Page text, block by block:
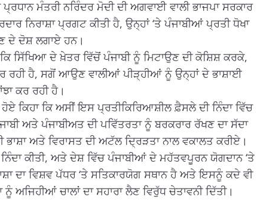
ਮੰਤਰੀ ਨਰਿੰਦਰ ਮੋਦੀ ਦੀ ਅਗਵਾਈ ਵਾਲੀ ਭਾਜਪਾ ਸਰਕਾਰ
ਨਿਰਾਸ਼ਾ ਪ੍ਰਗਟ ਕੀਤੀ ਹੈ, ਉਨ੍ਹਾਂ ‘ਤੇ ਪੰਜਾਬੀਆਂ ਪ੍ਰਤੀ ਧੋਖਾ
ਦੇ ਦੋਸ਼ ਲਗਾਏ ਹਨ।
ਸਿੱਖਿਆ ਦੇ ਖ਼ੇਤਰ ਵਿੱਚੋਂ ਪੰਜਾਬੀ ਨੂੰ ਮਿਟਾਉਣ ਦੀ ਕੋਸ਼ਿਸ਼ ਕਰਕੇ,
ਰਹੀ ਹੈ, ਸਗੋਂ ਆਉਣ ਵਾਲੀਆਂ ਪੀੜ੍ਹੀਆਂ ਨੂੰ ਉਨ੍ਹਾਂ ਦੇ ਭਾਸ਼ਾਈ
ਕਰ ਰਹੀ ਹੈ।
ਕਿਹਾ ਕਿ ਅਸੀਂ ਇਸ ਪ੍ਰਤੀਕਿਰਿਆਸ਼ੀਲ ਫ਼ੈਸਲੇ ਦੀ ਨਿੰਦਾ ਵਿੱਚ
ਅਤੇ ਪੰਜਾਬੀਅਤ ਦੀ ਪਵਿੱਤਰਤਾ ਨੂੰ ਬਰਕਰਾਰ ਰੱਖਣ ਦਾ ਸੱਦਾ
ਅਤੇ ਵਿਰਾਸਤ ਦੀ ਅਟੱਲ ਦ੍ਰਿੜਤਾ ਨਾਲ ਵਕਾਲਤ ਕਰੀਏ।
ਕੀਤੀ, ਅਤੇ ਦੇਸ਼ ਵਿੱਚ ਪੰਜਾਬੀਆਂ ਦੇ ਮਹੱਤਵਪੂਰਨ ਯੋਗਦਾਨ ‘ਤੇ
ਦਾ ਵਿਸ਼ਵ ਪੱਧਰ ‘ਤੇ ਸਤਿਕਾਰਯੋਗ ਸਥਾਨ ਹੈ ਅਤੇ ਇਸਨੂੰ ਕਦੇ ਵੀ
ਅਜਿਹੀਆਂ ਚਾਲਾਂ ਦਾ ਸਹਾਰਾ ਲੈਣ ਵਿਰੁੱਧ ਚੇਤਾਵਨੀ ਦਿੱਤੀ।